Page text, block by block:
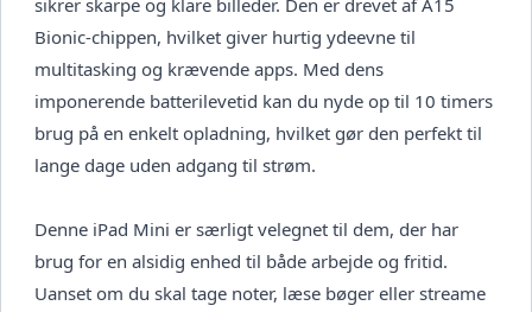
sikrer skarpe og klare billeder. Den er drevet af A15
Bionic-chippen, hvilket giver hurtig ydeevne til
multitasking og krævende apps. Med dens
imponerende batterilevetid kan du nyde op til 10 timers
brug på en enkelt opladning, hvilket gør den perfekt til
lange dage uden adgang til strøm.
Denne iPad Mini er særligt velegnet til dem, der har
brug for en alsidig enhed til både arbejde og fritid.
Uanset om du skal tage noter, læse bøger eller streame